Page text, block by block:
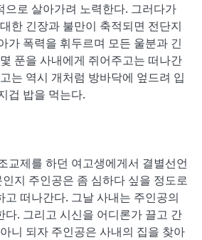
으로 살아가려 노력한다. 그러다가
한 긴장과 불만이 축적되면 전단지
가 폭력을 휘두르며 모든 울분과 긴
푼을 사내에게 쥐어주고는 떠나간
는 역시 개처럼 방바닥에 엎드려 입
겁 밥을 먹는다.
교제를 하던 여고생에게서 결별선언
지 주인공은 좀 심하다 싶을 정도로
떠나간다. 그날 사내는 주인공의
다. 그리고 시신을 어디론가 끌고 간
니 되자 주인공은 사내의 집을 찾아